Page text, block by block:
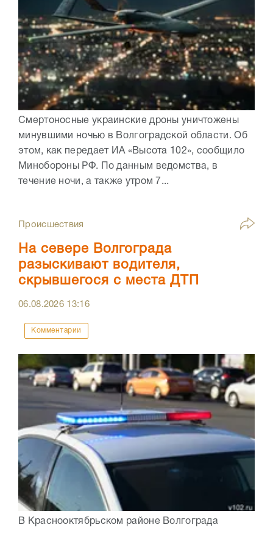
Смертоносные украинские дроны уничтожены
минувшими ночью в Волгоградской области. Об
этом, как передает ИА «Высота 102», сообщило
Минобороны РФ. По данным ведомства, в
течение ночи, а также утром 7...
Происшествия
На севере Волгограда
разыскивают водителя,
скрывшегося с места ДТП
06.08.2026 13:16
Комментарии
В Краснооктябрьском районе Волгограда